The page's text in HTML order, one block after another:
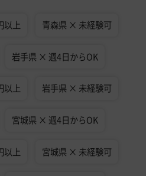
以上 青森県 × 未経験可
岩手県 × 週4日からOK
以上 岩手県 × 未経験可
宮城県 × 週4日からOK
以上 宮城県 × 未経験可